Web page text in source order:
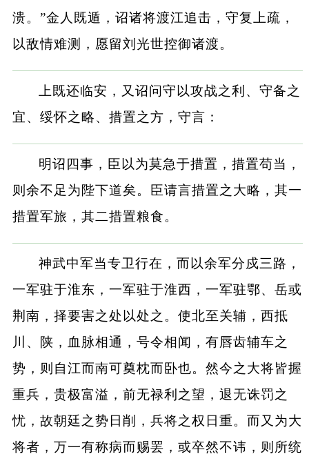
溃。”金人既遁，诏诸将渡江追击，守复上疏，
以敌情难测，愿留刘光世控御诸渡。
上既还临安，又诏问守以攻战之利、守备之
宜、绥怀之略、措置之方，守言：
明诏四事，臣以为莫急于措置，措置苟当，
则余不足为陛下道矣。臣请言措置之大略，其一
措置军旅，其二措置粮食。
神武中军当专卫行在，而以余军分戍三路，
一军驻于淮东，一军驻于淮西，一军驻鄂、岳或
荆南，择要害之处以处之。使北至关辅，西抵
川、陕，血脉相通，号令相闻，有唇齿辅车之
势，则自江而南可奠枕而卧也。然今之大将皆握
重兵，贵极富溢，前无禄利之望，退无诛罚之
忧，故朝廷之势日削，兵将之权日重。而又为大
将者，万一有称病而赐罢，或卒然不讳，则所统